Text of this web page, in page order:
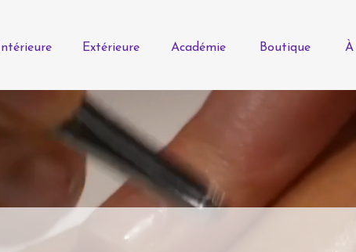
Intérieure Extérieure Académie Boutique À